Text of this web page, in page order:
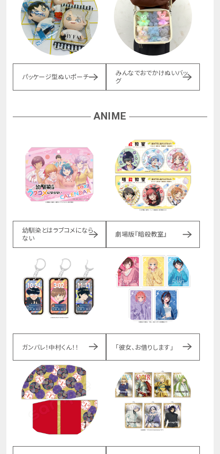
パッケージ型ぬいポーチ
みんなでおでかけぬいバッ
グ
ANIME
幼馴染とはラブコメになら
ない
劇場版『暗殺教室』
ガンバレ！中村くん！！ 「彼女、お借りします」